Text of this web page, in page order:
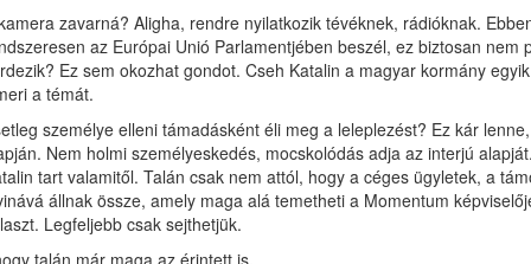
zavarná? Aligha, rendre nyilatkozik tévéknek, rádióknak.
az Európai Unió Parlamentjében beszél, ez biztosan
Ez sem okozhat gondot. Cseh Katalin a magyar kormány
a témát.
személye elleni támadásként éli meg a leleplezést? Ez kár
Nem holmi személyeskedés, mocskolódás adja az interjú
tart valamitől. Talán csak nem attól, hogy a céges ügyletek, a
állnak össze, amely maga alá temetheti a Momentum
Legfeljebb csak sejthetjük.
talán már maga az érintett is.